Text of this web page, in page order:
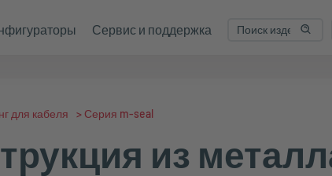
Сервис и поддержка
для кабеля > Серия m-seal
из